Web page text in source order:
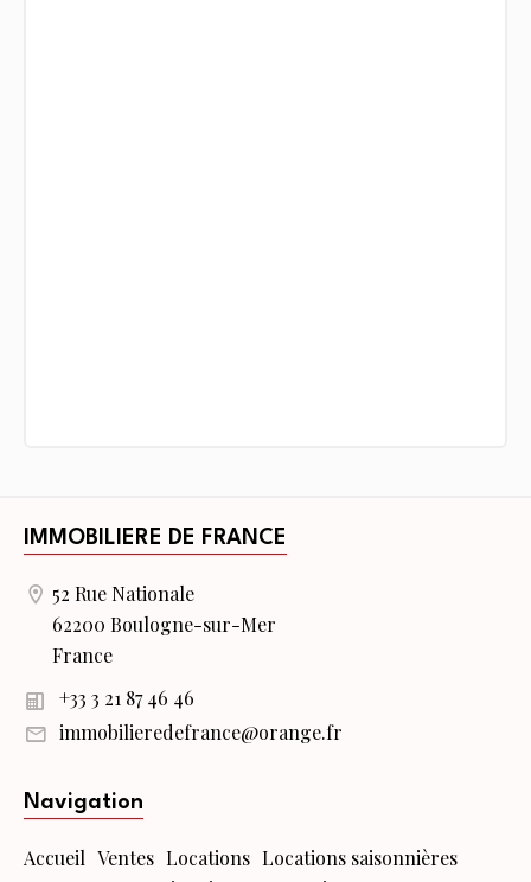
IMMOBILIERE DE FRANCE
52 Rue Nationale
62200 Boulogne-sur-Mer
France
+33 3 21 87 46 46
immobilieredefrance@orange.fr
Navigation
Accueil Ventes Locations Locations saisonnières